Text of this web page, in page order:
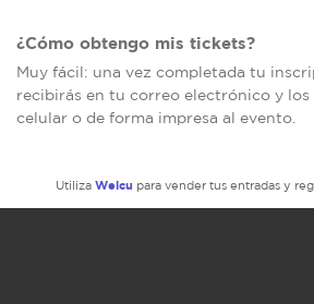
¿Cómo obtengo mis tickets?
Muy fácil: una vez completada tu
recibirás en tu correo electrónico y los
celular o de forma impresa al evento.
Utiliza Welcu para vender tus entradas y